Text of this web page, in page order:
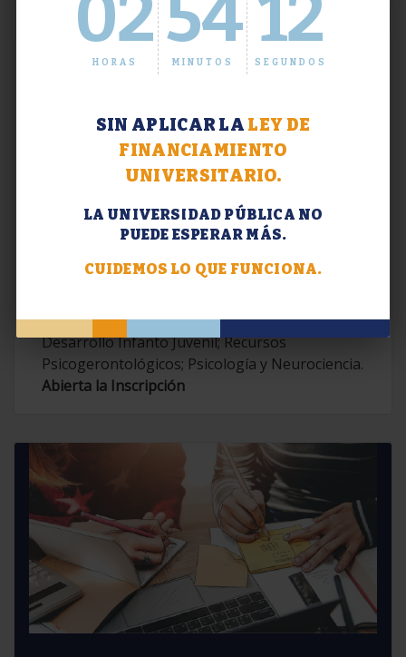
02
HORAS
54
MINUTOS
13
SEGUNDOS
SIN APLICAR LA LEY DE
FINANCIAMIENTO
UNIVERSITARIO.
LA UNIVERSIDAD PÚBLICA NO
PUEDE ESPERAR MÁS.
CUIDEMOS LO QUE FUNCIONA.
Extensión. Diplomaturas 2026.
Contemporáneas; Problemáticas en el
Desarrollo Infanto Juvenil; Recursos
Psicogerontológicos; Psicología y Neurociencia.
Abierta la Inscripción